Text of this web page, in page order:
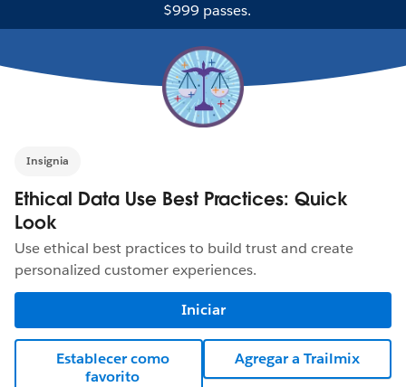
$999 passes.
Insignia
Ethical Data Use Best Practices: Quick
Look
Use ethical best practices to build trust and create
personalized customer experiences.
Iniciar
Establecer como
favorito
Agregar a Trailmix